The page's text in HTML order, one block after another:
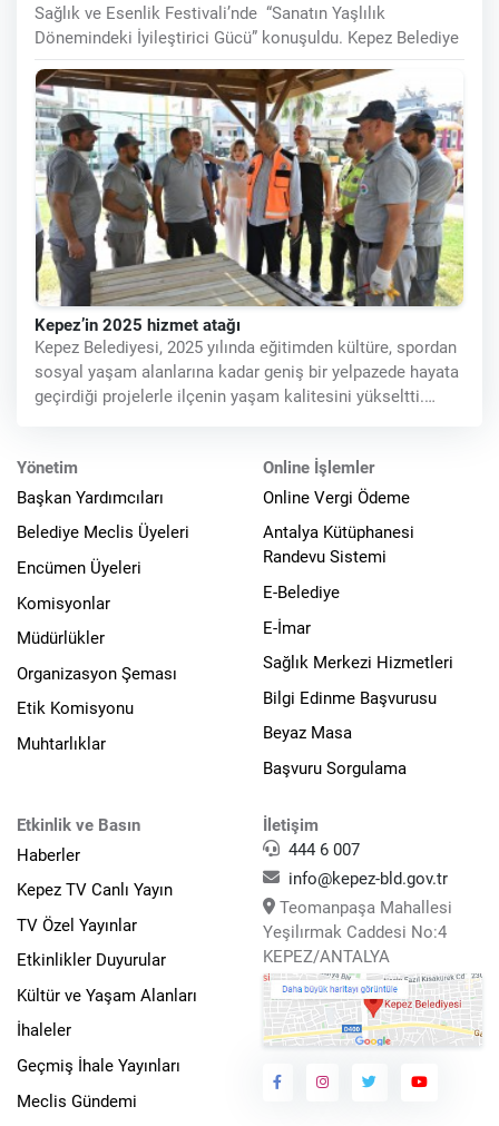
Sağlık ve Esenlik Festivali’nde “Sanatın Yaşlılık
Dönemindeki İyileştirici Gücü” konuşuldu. Kepez Belediye
Kepez’in 2025 hizmet atağı
Kepez Belediyesi, 2025 yılında eğitimden kültüre, spordan
sosyal yaşam alanlarına kadar geniş bir yelpazede hayata
geçirdiği projelerle ilçenin yaşam kalitesini yükseltti.
Yönetim
Başkan Yardımcıları
Belediye Meclis Üyeleri
Encümen Üyeleri
Komisyonlar
Müdürlükler
Organizasyon Şeması
Etik Komisyonu
Muhtarlıklar
Online İşlemler
Online Vergi Ödeme
Antalya Kütüphanesi
Randevu Sistemi
E-Belediye
E-İmar
Sağlık Merkezi Hizmetleri
Bilgi Edinme Başvurusu
Beyaz Masa
Başvuru Sorgulama
Etkinlik ve Basın
Haberler
Kepez TV Canlı Yayın
TV Özel Yayınlar
Etkinlikler Duyurular
Kültür ve Yaşam Alanları
İhaleler
Geçmiş İhale Yayınları
Meclis Gündemi
İletişim
444 6 007
info@kepez-bld.gov.tr
Teomanpaşa Mahallesi
Yeşilırmak Caddesi No:4
KEPEZ/ANTALYA